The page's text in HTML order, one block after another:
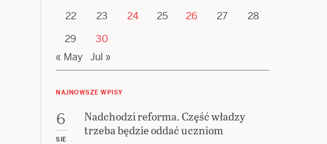
22
23 24 25 26 27
28
29
30
« May
Jul »
NAJNOWSZE WPISY
6
SIE
Nadchodzi reforma. Część władzy
trzeba będzie oddać uczniom